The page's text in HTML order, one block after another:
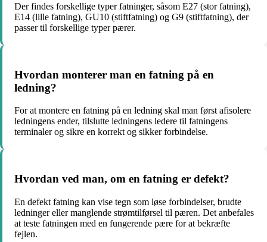
Der findes forskellige typer fatninger, såsom E27 (stor fatning),
E14 (lille fatning), GU10 (stiftfatning) og G9 (stiftfatning), der
passer til forskellige typer pærer.
Hvordan monterer man en fatning på en
ledning?
For at montere en fatning på en ledning skal man først afisolere
ledningens ender, tilslutte ledningens ledere til fatningens
terminaler og sikre en korrekt og sikker forbindelse.
Hvordan ved man, om en fatning er defekt?
En defekt fatning kan vise tegn som løse forbindelser, brudte
ledninger eller manglende strømtilførsel til pæren. Det anbefales
at teste fatningen med en fungerende pære for at bekræfte
fejlen.